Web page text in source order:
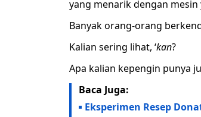
yang menarik dengan
Banyak orang-orang
Kalian sering lihat, ‘kan?
Apa kalian kepengin punya
Baca Juga:
Eksperimen Resep